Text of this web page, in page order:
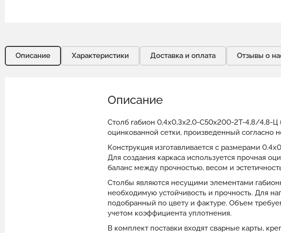
Описание Характеристики Доставка и оплата Отзывы о
Описание
Столб габион 0,4х0,3х2,0-С50х200-2Т-4,8/4,8-Ц
оцинкованной сетки, произведенный
Конструкция изготавливается с размерами
Для создания каркаса используется прочная
баланс между прочностью, весом и
Столбы являются несущими элементами
необходимую устойчивость и прочность. Для
подобранный по цвету и фактуре. Объем
учетом коэффициента уплотнения.
В комплект поставки входят сварные карты,